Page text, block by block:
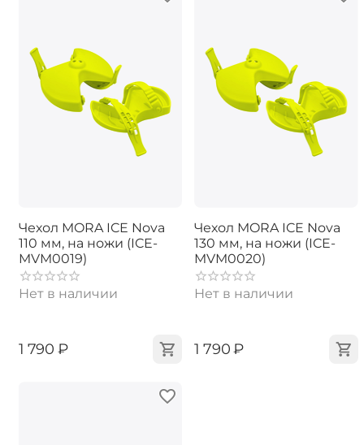
Чехол MORA ICE Nova
110 мм, на ножи (ICE-
MVM0019)
Нет в наличии
‍1 790‍ ₽
Чехол MORA ICE Nova
130 мм, на ножи (ICE-
MVM0020)
Нет в наличии
‍1 790‍₽